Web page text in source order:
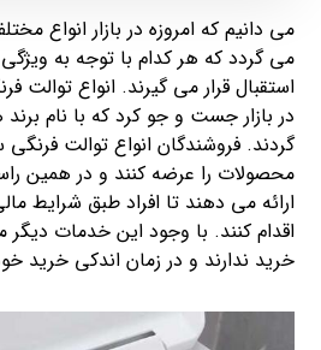
می دانیم که امروزه در بازار انواع
می گردد که هر کدام با توجه به
استقبال قرار می گیرند. انواع توالت
در بازار جست و جو کرد که با نام
گردند. فروشندگان انواع توالت
محصولات را عرضه کنند و در همین
ارائه می دهند تا افراد طبق شرایط
اقدام کنند. با وجود این خدمات
خرید ندارند و در زمان اندکی خرید